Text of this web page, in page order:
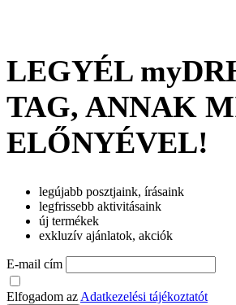
LEGYÉL
TAG, ANNAK
ELŐNYÉVEL!
legújabb posztjaink, írásaink
legfrissebb aktivitásaink
új termékek
exkluzív ajánlatok, akciók
E-mail cím
Elfogadom az Adatkezelési tájékoztatót